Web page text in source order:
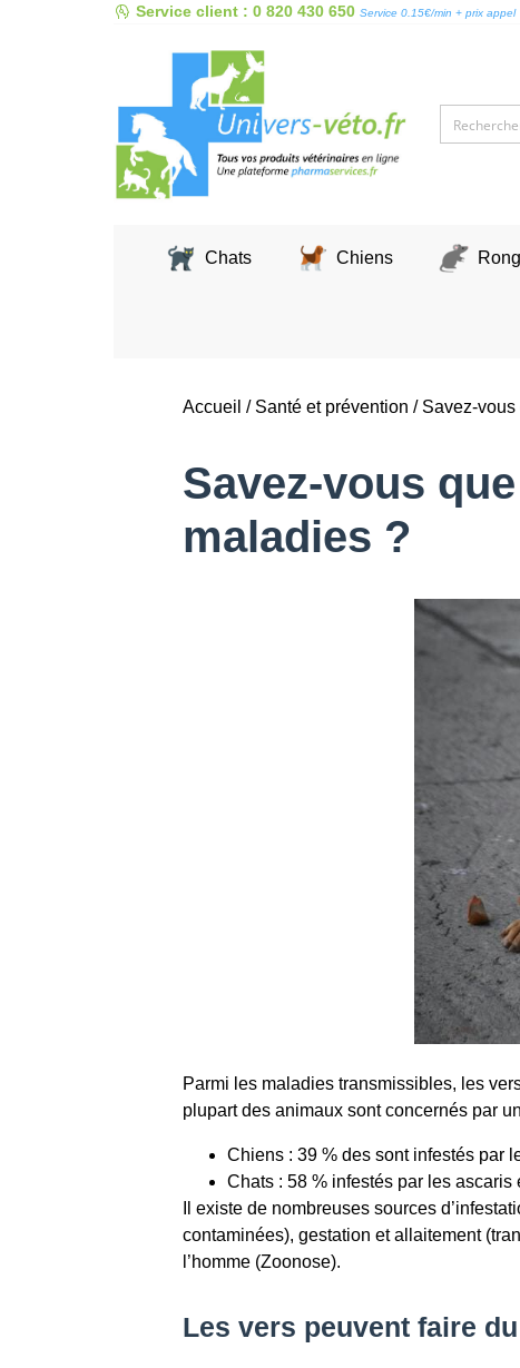
Service client : 0 820 430 650 Service 0.15€/min + prix appel
Chats Chiens
Accueil / Santé et prévention / Savez-
Savez-vous
maladies ?
Parmi les maladies transmissibles, les
plupart des animaux sont concernés par
Chiens : 39 % des sont infestés par
Chats : 58 % infestés par les
Il existe de nombreuses sources
contaminées), gestation et allaitement
l’homme (Zoonose).
Les vers peuvent faire